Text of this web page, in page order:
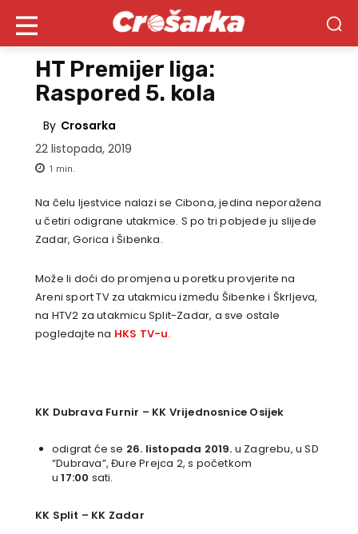
HT Premijer liga:
Raspored 5. kola
By Crosarka
22 listopada, 2019
1 min.
Na čelu ljestvice nalazi se Cibona, jedina neporažena
u četiri odigrane utakmice. S po tri pobjede ju slijede
Zadar, Gorica i Šibenka.
Može li doći do promjena u poretku provjerite na
Areni sport TV za utakmicu između Šibenke i Škrljeva,
na HTV2 za utakmicu Split-Zadar, a sve ostale
pogledajte na HKS TV-u.
KK Dubrava Furnir – KK Vrijednosnice Osijek
odigrat će se 26. listopada 2019. u Zagrebu, u SD
“Dubrava”, Đure Prejca 2, s početkom
u17:00 sati.
KK Split – KK Zadar